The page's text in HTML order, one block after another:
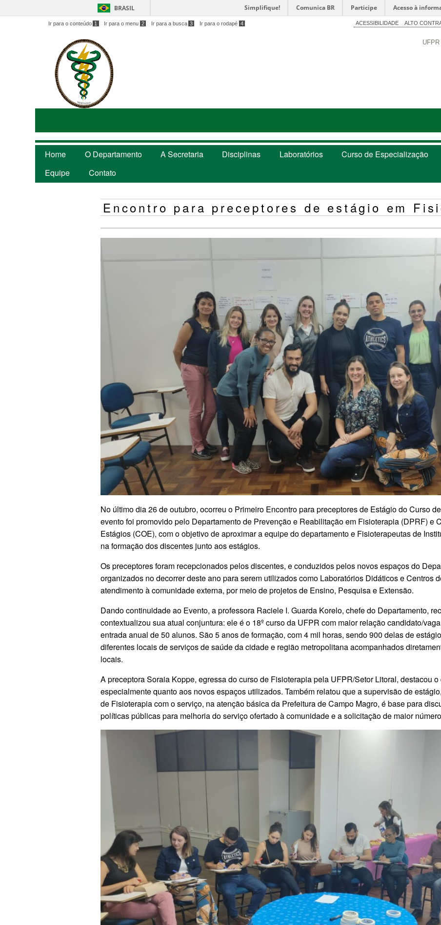
BRASIL Simplifique! Comunica BR Participe Acesso à
Ir para o conteúdo 1 Ir para o menu 2 Ir para a busca 3 Ir para o rodapé 4 ACESSIBILIDADE ALTO
UFPR
Home O Departamento A Secretaria Disciplinas Laboratórios Curso de Especialização
Equipe
Contato
Encontro para preceptores de estágio em
No último dia 26 de outubro, ocorreu o Primeiro Encontro para preceptores de Estágio do Curso
evento foi promovido pelo Departamento de Prevenção e Reabilitação em Fisioterapia (DPRF) e
Estágios (COE), com o objetivo de aproximar a equipe do departamento e Fisioterapeutas de
na formação dos discentes junto aos estágios.
Os preceptores foram recepcionados pelos discentes, e conduzidos pelos novos espaços do
organizados no decorrer deste ano para serem utilizados como Laboratórios Didáticos e Centros
atendimento à comunidade externa, por meio de projetos de Ensino, Pesquisa e Extensão.
Dando continuidade ao Evento, a professora Raciele I. Guarda Korelo, chefe do Departamento,
contextualizou sua atual conjuntura: ele é o 18º curso da UFPR com maior relação candidato/
entrada anual de 50 alunos. São 5 anos de formação, com 4 mil horas, sendo 900 delas de
diferentes locais de serviços de saúde da cidade e região metropolitana acompanhados
locais.
A preceptora Soraia Koppe, egressa do curso de Fisioterapia pela UFPR/Setor Litoral, destacou
especialmente quanto aos novos espaços utilizados. Também relatou que a supervisão de
de Fisioterapia com o serviço, na atenção básica da Prefeitura de Campo Magro, é base para
políticas públicas para melhoria do serviço ofertado à comunidade e a solicitação de maior